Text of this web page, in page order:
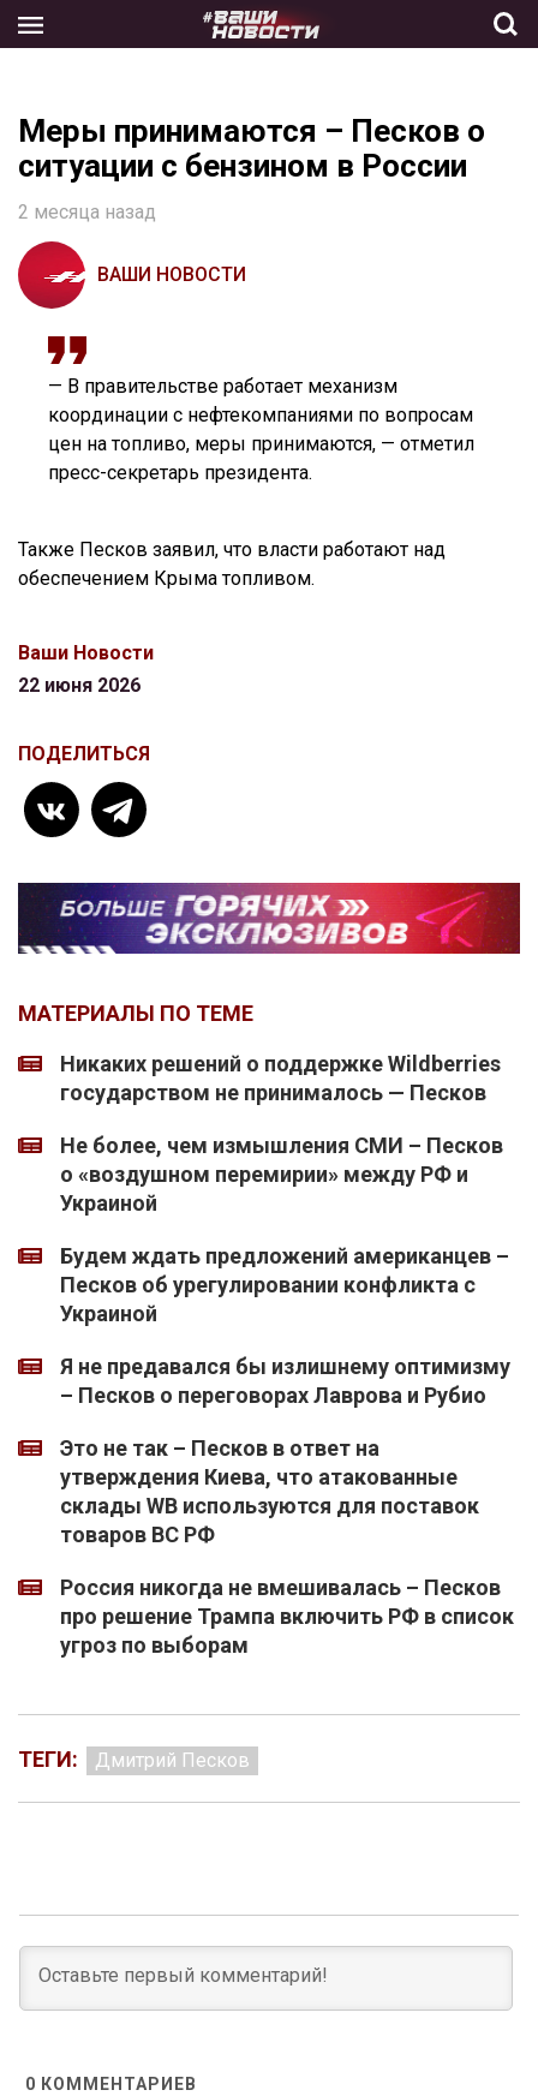
the
Меры принимаются – Песков о
ситуации с бензином в России
2 месяца назад
ВАШИ НОВОСТИ
— В правительстве работает механизм
координации с нефтекомпаниями по вопросам
цен на топливо, меры принимаются, — отметил
пресс-секретарь президента.
Также Песков заявил, что власти работают над
обеспечением Крыма топливом.
Ваши Новости
22 июня 2026
ПОДЕЛИТЬСЯ
МАТЕРИАЛЫ ПО ТЕМЕ
Никаких решений о поддержке Wildberries
государством не принималось — Песков
Не более, чем измышления СМИ – Песков
о «воздушном перемирии» между РФ и
Украиной
Будем ждать предложений американцев –
Песков об урегулировании конфликта с
Украиной
Я не предавался бы излишнему оптимизму
– Песков о переговорах Лаврова и Рубио
Это не так – Песков в ответ на
утверждения Киева, что атакованные
склады WB используются для поставок
товаров ВС РФ
Россия никогда не вмешивалась – Песков
про решение Трампа включить РФ в список
угроз по выборам
ТЕГИ: Дмитрий Песков
0 КОММЕНТАРИЕВ